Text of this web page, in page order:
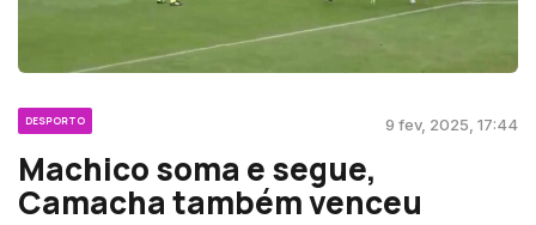
DESPORTO 9 fev, 2025, 17:44
Machico soma e segue,
Camacha também venceu